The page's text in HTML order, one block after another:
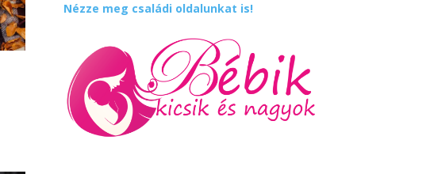
Nézze meg családi oldalunkat is!